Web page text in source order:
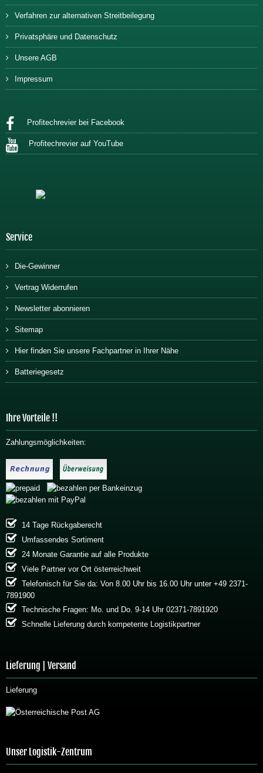
Verfahren zur alternativen Streitbeilegung
Privatsphäre und Datenschutz
Unsere AGB
Impressum
Profitechrevier bei Facebook
Profitechrevier auf YouTube
Service
Die-Gewinner
Vertrag Widerrufen
Newsletter abonnieren
Sitemap
Hier finden Sie unsere Fachpartner in Ihrer Nähe
Batteriegesetz
Ihre Vorteile !!
Zahlungsmöglichkeiten:
14 Tage Rückgaberecht
Umfassendes Sortiment
24 Monate Garantie auf alle Produkte
Viele Partner vor Ort österreichweit
Telefonisch für Sie da: Von 8.00 Uhr bis 16.00 Uhr unter +49 2371-
7891900
Technische Fragen: Mo. und Do. 9-14 Uhr 02371-7891920
Schnelle Lieferung durch kompetente Logistikpartner
Lieferung | Versand
Lieferung
Unser Logistik-Zentrum